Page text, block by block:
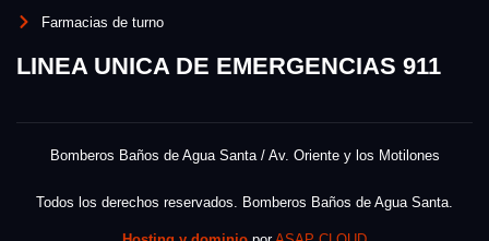
Farmacias de turno
LINEA UNICA DE EMERGENCIAS 911
Bomberos Baños de Agua Santa / Av. Oriente y los Motilones
Todos los derechos reservados. Bomberos Baños de Agua Santa.